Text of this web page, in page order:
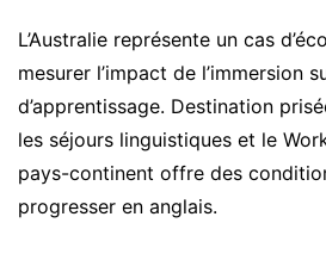
L’Australie représente un cas
mesurer l’impact de l’immersion
d’apprentissage. Destination
les séjours linguistiques et le
pays-continent offre des
progresser en anglais.